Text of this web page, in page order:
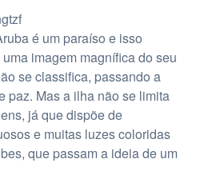
é um paraíso e isso
imagem magnífica do seu
se classifica, passando a
paz. Mas a ilha não se limita
já que dispõe de
e muitas luzes coloridas
que passam a ideia de um